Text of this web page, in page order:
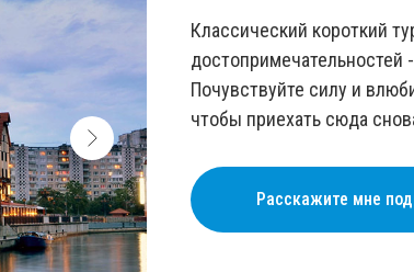
Классический короткий
достопримечательностей
Почувствуйте силу и
чтобы приехать сюда
Расскажите мне